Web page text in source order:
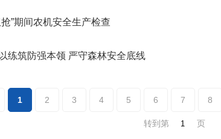
”期间农机安全生产检查
练筑防强本领 严守森林安全底线
1 2 3 4 5 6 7 8
转到第 页